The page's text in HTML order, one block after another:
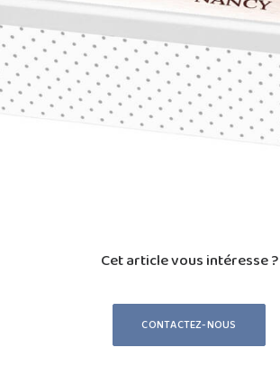
Cet article vous intéresse ?
CONTACTEZ-NOUS